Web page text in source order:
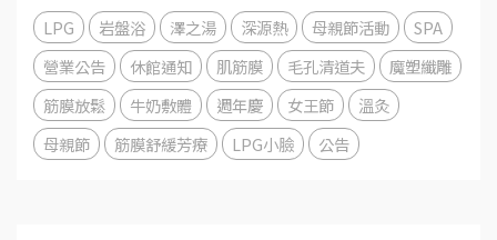
LPG 岩盤浴 澤之湯 深源熱 母親節活動
SPA
營業公告
休館通知 肌筋膜 毛孔清道夫
魔塑纖雕
筋膜放鬆
牛奶敷體 週年慶 女王節
溫灸
母親節
筋膜舒緩芳療 LPG小臉 公告